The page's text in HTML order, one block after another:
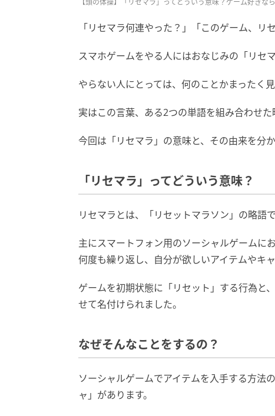
【頭の体操】「リセマラ」ってどういう意味？ゲーム好き
「リセマラ何連やった？」「このゲーム、リ
スマホゲームをやる人にはおなじみの「リセ
やらない人にとっては、何のことかまったく
実はこの言葉、ある2つの単語を組み合わせた
今回は「リセマラ」の意味と、その由来を分
「リセマラ」ってどういう意味？
リセマラとは、「リセットマラソン」の略語で
主にスマートフォン用のソーシャルゲームに
何度も繰り返し、自分が欲しいアイテムやキ
ゲームを初期状態に「リセット」する行為と
せて名付けられました。
なぜそんなことをするの？
ソーシャルゲームでアイテムを入手する方法
ャ」があります。